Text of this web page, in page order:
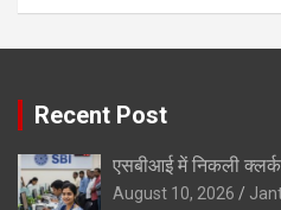
Recent Post
एसबीआई में निकली क्लर्क
August 10, 2026